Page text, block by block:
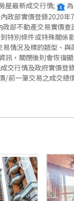
屋最新成交行情;
政部實價登錄2020
部不動產交易實價
特別條件或特殊關係
情況及標的類型、
訊，關閉後則會恢復顯
交行情及政府實價登
/前一筆交易之成交總